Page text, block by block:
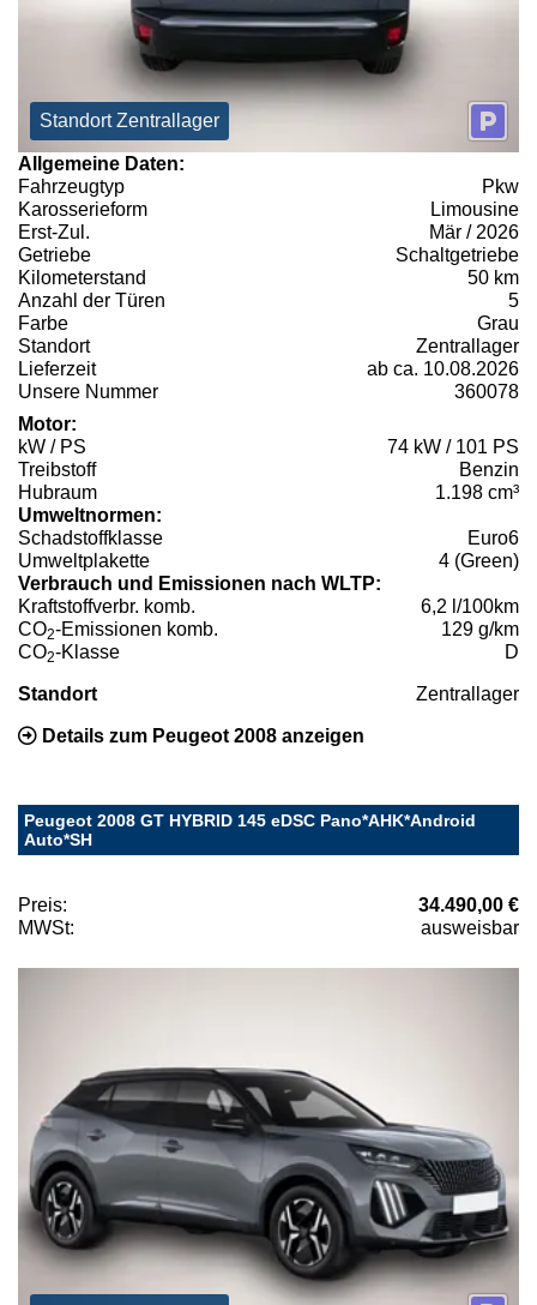
Standort Zentrallager
Allgemeine Daten:
Fahrzeugtyp
Pkw
Karosserieform
Limousine
Erst-Zul.
Mär / 2026
Getriebe
Schaltgetriebe
Kilometerstand
50 km
Anzahl der Türen
5
Farbe
Grau
Standort
Zentrallager
Lieferzeit
ab ca. 10.08.2026
Unsere Nummer
360078
Motor:
kW / PS
74 kW / 101 PS
Treibstoff
Benzin
Hubraum
1.198 cm³
Umweltnormen:
Schadstoffklasse
Euro6
Umweltplakette
4 (Green)
Verbrauch und Emissionen nach WLTP:
Kraftstoffverbr. komb.
6,2 l/100km
CO2-Emissionen komb.
129 g/km
CO2-Klasse D
Standort Zentrallager
Details zum Peugeot 2008 anzeigen
Peugeot 2008 GT HYBRID 145 eDSC Pano*AHK*Android
Auto*SH
Preis:
34.490,00 €
MWSt:
ausweisbar